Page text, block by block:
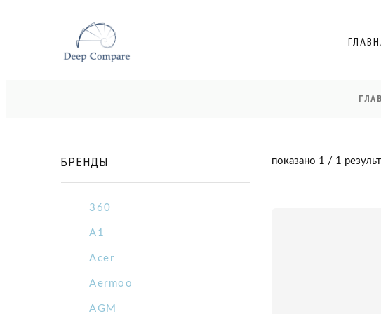
БРЕНДЫ
360
A1
Acer
Aermoo
AGM
показано 1 / 1